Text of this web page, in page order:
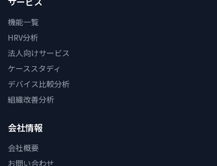
機能一覧
HRV分析
法人向けサービス
ケーススタディ
デバイス比較分析
組織改善分析
会社情報
会社概要
お問い合わせ